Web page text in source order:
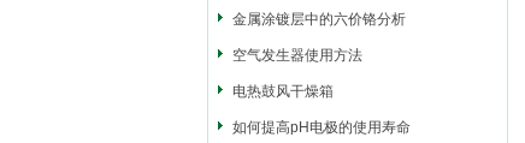
金属涂镀层中的六价铬分析
空气发生器使用方法
电热鼓风干燥箱
如何提高pH电极的使用寿命